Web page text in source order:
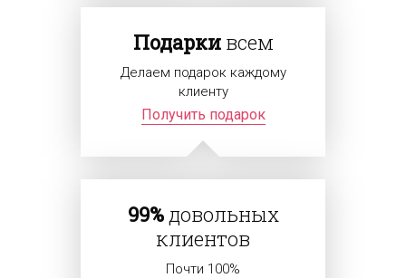
Подаркивсем
Делаем подарок каждому
клиенту
Получить подарок
99%довольных
клиентов
Почти 100%